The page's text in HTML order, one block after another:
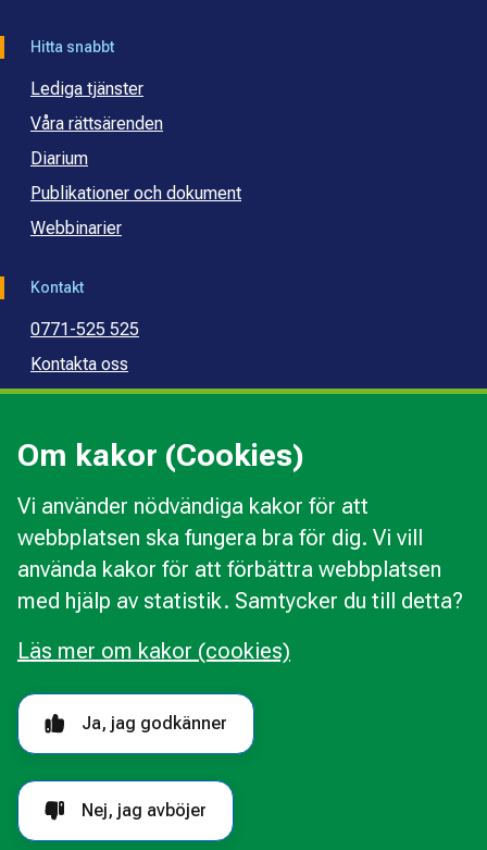
Om kakor (Cookies)
Vi använder nödvändiga kakor för att
webbplatsen ska fungera bra för dig. Vi vill
använda kakor för att förbättra webbplatsen
med hjälp av statistik. Samtycker du till detta?
Ja, jag godkänner
Nej, jag avböjer
Läs mer om kakor (cookies)
Hitta snabbt
Lediga tjänster
Våra rättsärenden
Diarium
Publikationer och dokument
Webbinarier
Kontakt
0771-525 525
Kontakta oss
Press
Kommunal budget- och skuldrådgivning
Om webbplatsen
Behandling av personuppgifter